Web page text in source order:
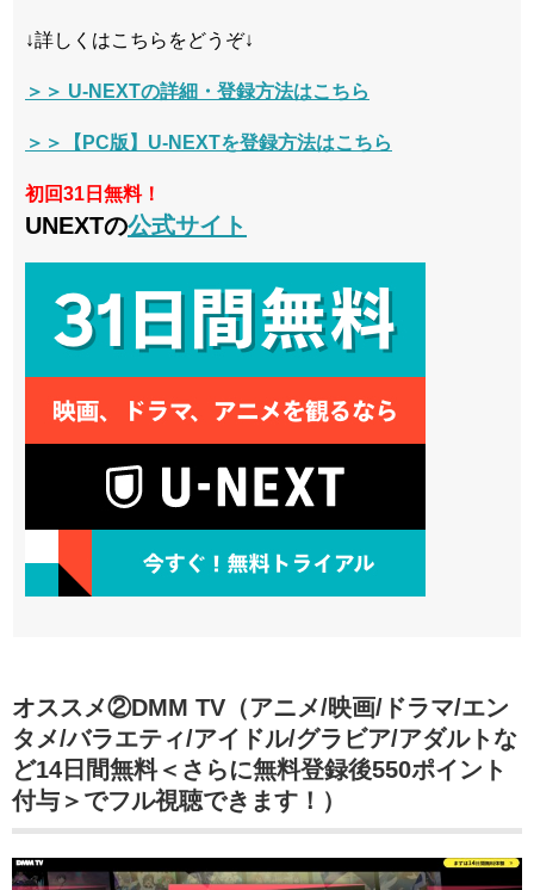
↓詳しくはこちらをどうぞ↓
＞＞ U-NEXTの詳細・登録方法はこちら
＞＞【PC版】U-NEXTを登録方法はこちら
初回31日無料！
UNEXTの公式サイト
オススメ②DMM TV（アニメ/映画/ドラマ/エン
タメ/バラエティ/アイドル/グラビア/アダルトな
ど14日間無料＜さらに無料登録後550ポイント
付与＞でフル視聴できます！）